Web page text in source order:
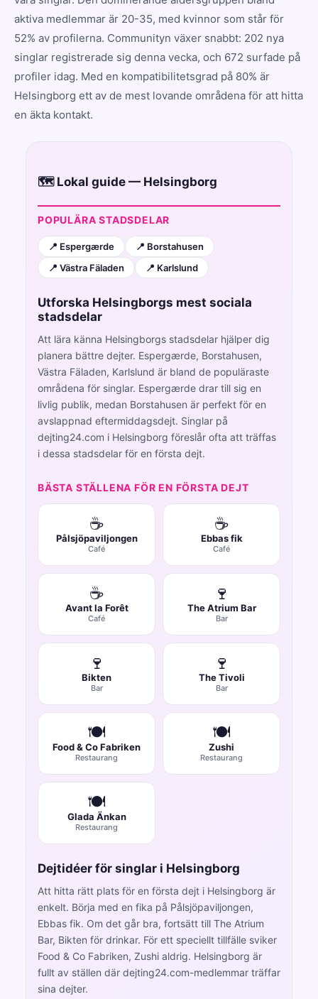
aktiva medlemmar är 20-35, med kvinnor som står för
52% av profilerna. Communityn växer snabbt: 202 nya
singlar registrerade sig denna vecka, och 672 surfade på
profiler idag. Med en kompatibilitetsgrad på 80% är
Helsingborg ett av de mest lovande områdena för att hitta
en äkta kontakt.
🗺️ Lokal guide — Helsingborg
POPULÄRA STADSDELAR
📍 Espergærde
📍 Borstahusen
📍 Västra Fäladen
📍 Karlslund
Utforska Helsingborgs mest sociala
stadsdelar
Att lära känna Helsingborgs stadsdelar hjälper dig
planera bättre dejter. Espergærde, Borstahusen,
Västra Fäladen, Karlslund är bland de populäraste
områdena för singlar. Espergærde drar till sig en
livlig publik, medan Borstahusen är perfekt för en
avslappnad eftermiddagsdejt. Singlar på
dejting24.com i Helsingborg föreslår ofta att träffas
i dessa stadsdelar för en första dejt.
BÄSTA STÄLLENA FÖR EN FÖRSTA DEJT
☕
Pålsjöpaviljongen
Café
☕
Ebbas fik
Café
☕
Avant la Forêt
Café
🍷
The Atrium Bar
Bar
🍷
Bikten
Bar
🍷
The Tivoli
Bar
🍽️
Food & Co Fabriken
Restaurang
🍽️
Zushi
Restaurang
🍽️
Glada Änkan
Restaurang
Dejtidéer för singlar i Helsingborg
Att hitta rätt plats för en första dejt i Helsingborg är
enkelt. Börja med en fika på Pålsjöpaviljongen,
Ebbas fik. Om det går bra, fortsätt till The Atrium
Bar, Bikten för drinkar. För ett speciellt tillfälle sviker
Food & Co Fabriken, Zushi aldrig. Helsingborg är
fullt av ställen där dejting24.com-medlemmar träffar
sina dejter.